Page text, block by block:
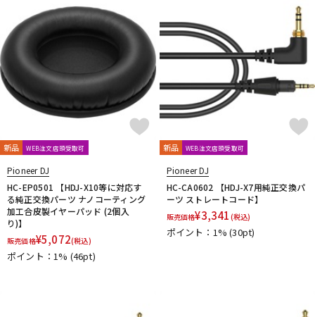
新品 WEB注文店頭受取可
Pioneer DJ
HC-EP0501 【HDJ-X10等に対応す
る純正交換パーツ ナノコーティング
加工合皮製イヤーパッド (2個入
り)】
販売価格¥5,072(税込)
ポイント：1% (46pt)
新品 WEB注文店頭受取可
Pioneer DJ
HC-CA0602 【HDJ-X7用純正交換パ
ーツ ストレートコード】
販売価格¥3,341 (税込)
ポイント：1%(30pt)